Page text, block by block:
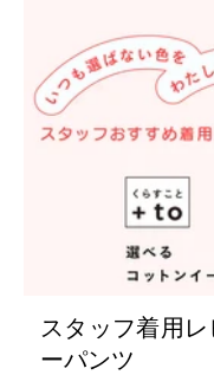
スタッフ着用
ーパンツ